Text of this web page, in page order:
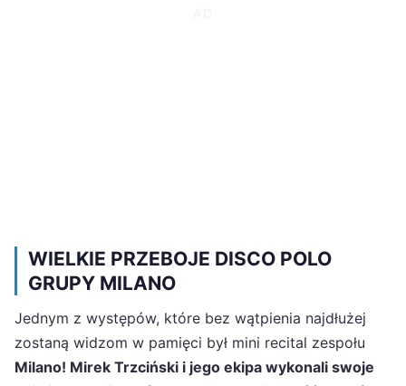
WIELKIE PRZEBOJE DISCO POLO
GRUPY MILANO
Jednym z występów, które bez wątpienia najdłużej
zostaną widzom w pamięci był mini recital zespołu
Milano! Mirek Trzciński i jego ekipa wykonali swoje